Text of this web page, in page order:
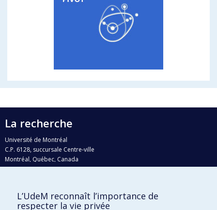
La recherche
Université de Montréal
C.P. 6128, succursale Centre-ville
Montréal, Québec, Canada
H3C 3J7
Qui fait quoi?
L’UdeM reconnaît l’importance de
respecter la vie privée